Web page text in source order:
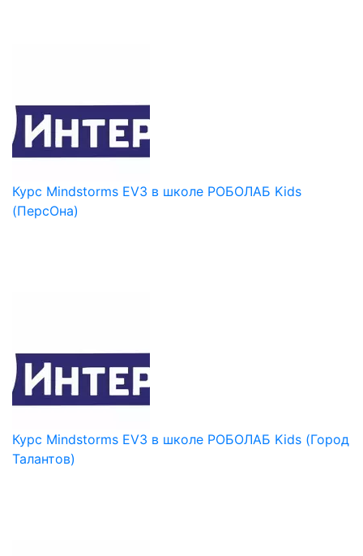
Курс Mindstorms EV3 в школе РОБОЛАБ Kids
(ПерсОна)
Курс Mindstorms EV3 в школе РОБОЛАБ Kids (Город
Талантов)